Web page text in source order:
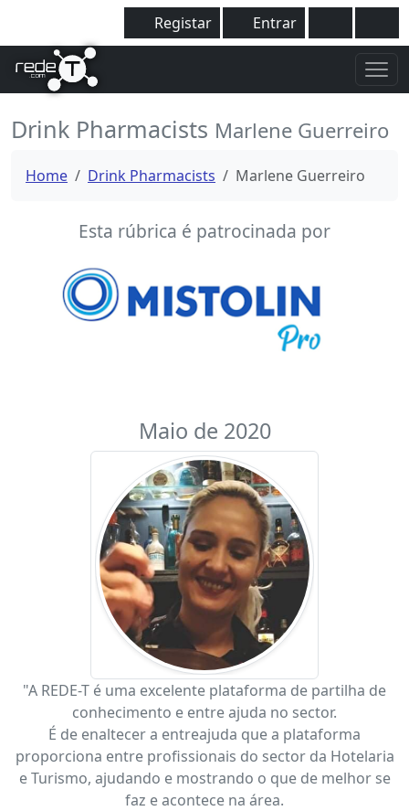
Registar Entrar
Drink Pharmacists Marlene Guerreiro
Home Drink Pharmacists Marlene Guerreiro
Esta rúbrica é patrocinada por
Maio de 2020
"A REDE-T é uma excelente plataforma de partilha de
conhecimento e entre ajuda no sector.
É de enaltecer a entreajuda que a plataforma
proporciona entre profissionais do sector da Hotelaria
e Turismo, ajudando e mostrando o que de melhor se
faz e acontece na área.